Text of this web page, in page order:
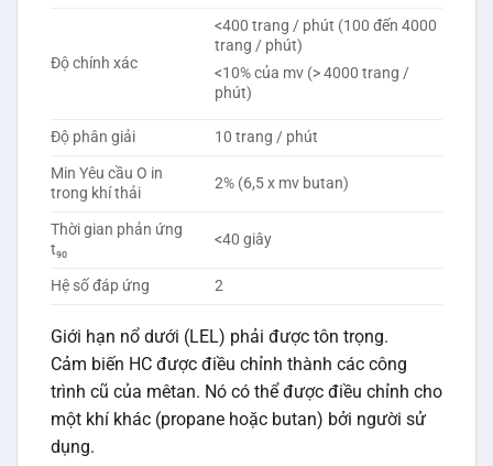
Độ chính xác
<400 trang / phút (100 đến 4000
trang / phút)
<10% của mv (> 4000 trang /
phút)
Độ phân giải
10 trang / phút
Min Yêu cầu O in
trong khí thải
2% (6,5 x mv butan)
Thời gian phản ứng
t₉₀
<40 giây
Hệ số đáp ứng 2
Giới hạn nổ dưới (LEL) phải được tôn trọng.
Cảm biến HC được điều chỉnh thành các công
trình cũ của mêtan. Nó có thể được điều chỉnh cho
một khí khác (propane hoặc butan) bởi người sử
dụng.